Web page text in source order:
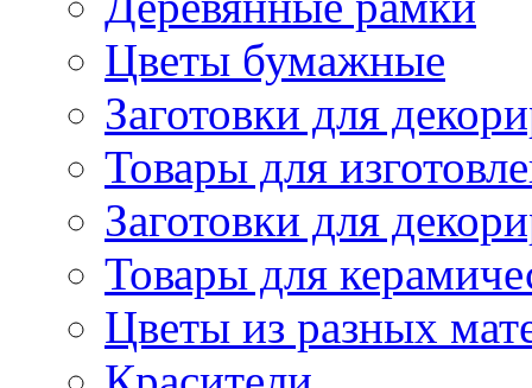
Цветы бумажные
Заготовки для
Товары для
Заготовки для
Товары для
Цветы из разных